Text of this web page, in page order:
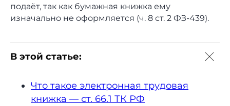
подаёт, так как бумажная книжка ему
изначально не оформляется (ч. 8 ст. 2 ФЗ-439).
В этой статье:
Что такое электронная трудовая
книжка — ст. 66.1 ТК РФ